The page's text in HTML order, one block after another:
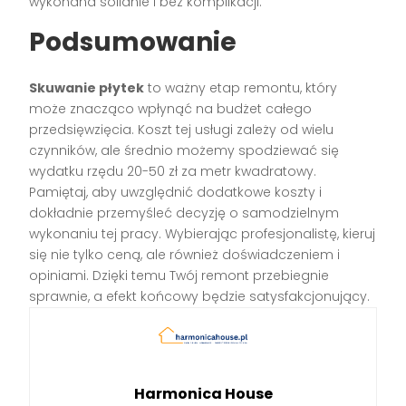
Podsumowanie
Skuwanie płytek to ważny etap remontu, który
może znacząco wpłynąć na budżet całego
przedsięwzięcia. Koszt tej usługi zależy od wielu
czynników, ale średnio możemy spodziewać się
wydatku rzędu 20-50 zł za metr kwadratowy.
Pamiętaj, aby uwzględnić dodatkowe koszty i
dokładnie przemyśleć decyzję o samodzielnym
wykonaniu tej pracy. Wybierając profesjonalistę, kieruj
się nie tylko ceną, ale również doświadczeniem i
opiniami. Dzięki temu Twój remont przebiegnie
sprawnie, a efekt końcowy będzie satysfakcjonujący.
Harmonica House